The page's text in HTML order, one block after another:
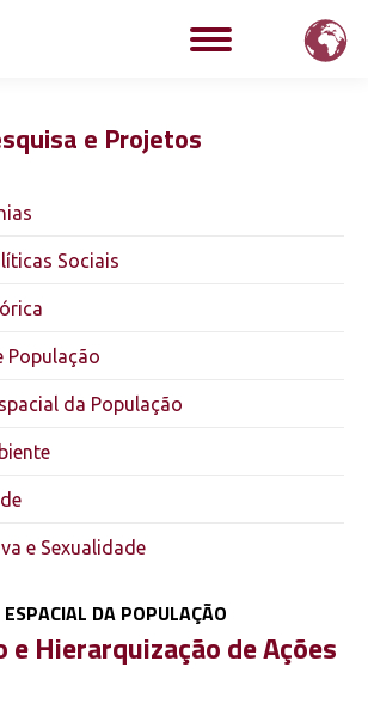
e Projetos
Sociais
População
da População
e Sexualidade
DA POPULAÇÃO
e Hierarquização de Ações